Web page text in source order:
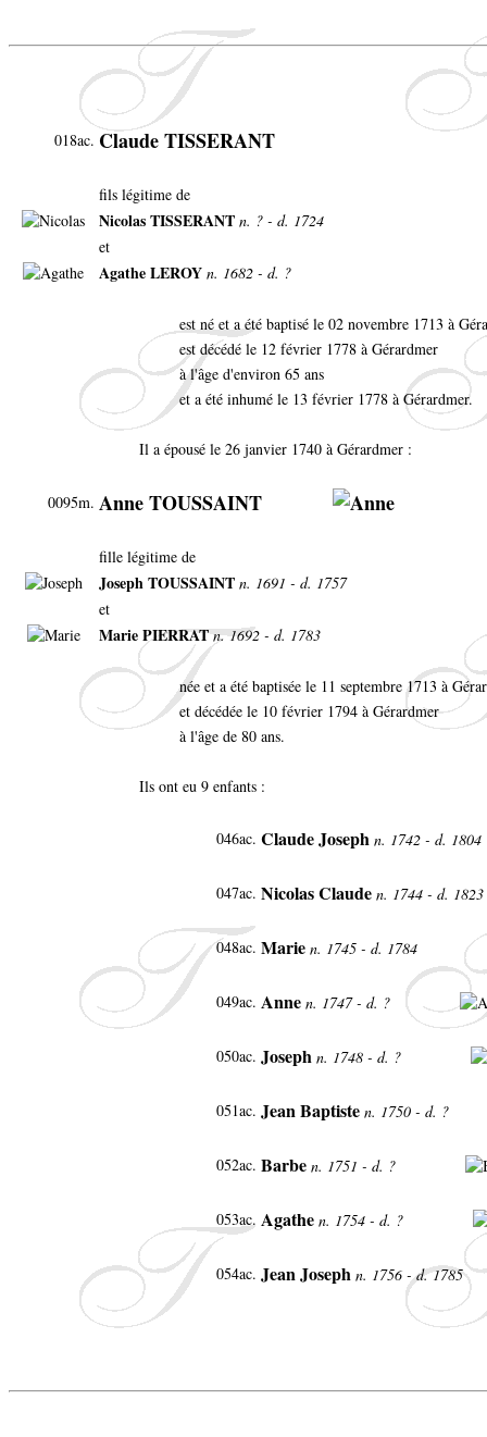
018ac. Claude TISSERANT
fils légitime de
Nicolas TISSERANT n. ? - d. 1724
et
Agathe LEROY n. 1682 - d. ?
est né et a été baptisé le 02 novembre 1713 à
est décédé le 12 février 1778 à Gérardmer
à l'âge d'environ 65 ans
et a été inhumé le 13 février 1778 à Gérardmer.
Il a épousé le 26 janvier 1740 à Gérardmer :
0095m. Anne TOUSSAINT
fille légitime de
Joseph TOUSSAINT n. 1691 - d. 1757
et
Marie PIERRATn. 1692 - d. 1783
née et a été baptisée le 11 septembre 1713 à
et décédée le 10 février 1794 à Gérardmer
à l'âge de 80 ans.
Ils ont eu 9 enfants :
046ac. Claude Joseph n. 1742 - d. 1804
047ac. Nicolas Claude n. 1744 - d. 1823
048ac. Marie n. 1745 - d. 1784
049ac. Anne n. 1747 - d. ?
050ac. Joseph n. 1748 - d. ?
051ac. Jean Baptiste n. 1750 - d. ?
052ac. Barbe n. 1751 - d. ?
053ac. Agathe n. 1754 - d. ?
054ac. Jean Joseph n. 1756 - d. 1785